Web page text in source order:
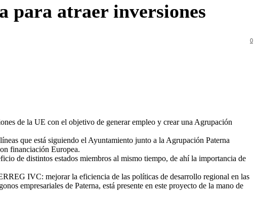
para atraer inversiones
0
de la UE con el objetivo de generar empleo y crear una Agrupación
que está siguiendo el Ayuntamiento junto a la Agrupación Paterna
financiación Europea.
de distintos estados miembros al mismo tiempo, de ahí la importancia de
IVC: mejorar la eficiencia de las políticas de desarrollo regional en las
empresariales de Paterna, está presente en este proyecto de la mano de